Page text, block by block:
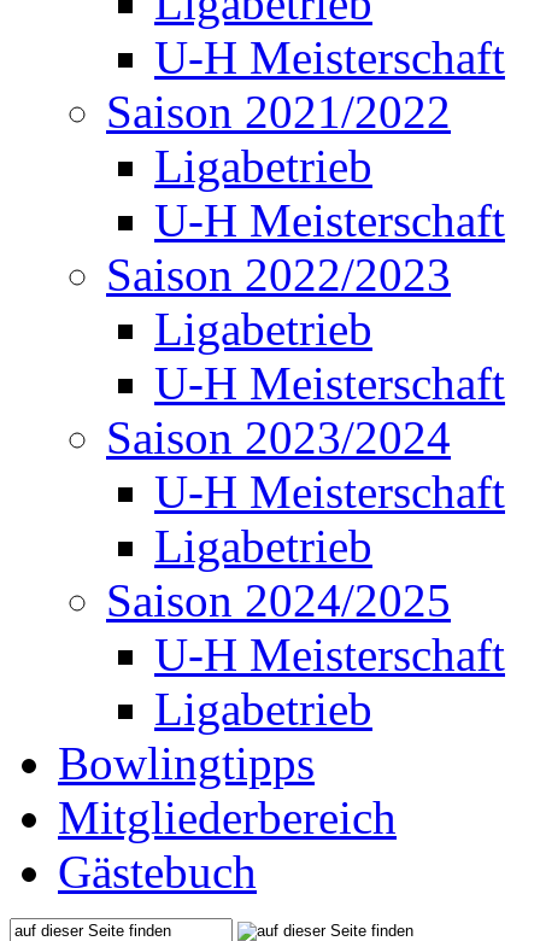
U-H Meisterschaft
Saison 2021/2022
Ligabetrieb
U-H Meisterschaft
Saison 2022/2023
Ligabetrieb
U-H Meisterschaft
Saison 2023/2024
U-H Meisterschaft
Ligabetrieb
Saison 2024/2025
U-H Meisterschaft
Ligabetrieb
Bowlingtipps
Mitgliederbereich
Gästebuch